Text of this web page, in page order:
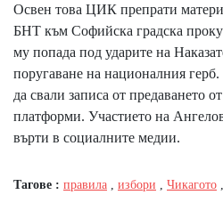
Освен това ЦИК препрати
БНТ към Софийска градска
му попада под ударите на
поругаване на националния
да свали записа от предаването
платформи. Участието на
върти в социалните медии.
Тагове : правила избори Чикагото